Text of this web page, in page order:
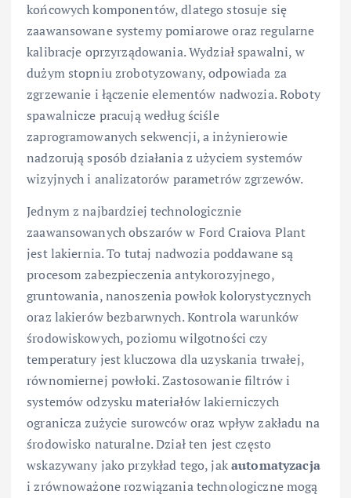
końcowych komponentów, dlatego stosuje się
zaawansowane systemy pomiarowe oraz regularne
kalibracje oprzyrządowania. Wydział spawalni, w
dużym stopniu zrobotyzowany, odpowiada za
zgrzewanie i łączenie elementów nadwozia. Roboty
spawalnicze pracują według ściśle
zaprogramowanych sekwencji, a inżynierowie
nadzorują sposób działania z użyciem systemów
wizyjnych i analizatorów parametrów zgrzewów.
Jednym z najbardziej technologicznie
zaawansowanych obszarów w Ford Craiova Plant
jest lakiernia. To tutaj nadwozia poddawane są
procesom zabezpieczenia antykorozyjnego,
gruntowania, nanoszenia powłok kolorystycznych
oraz lakierów bezbarwnych. Kontrola warunków
środowiskowych, poziomu wilgotności czy
temperatury jest kluczowa dla uzyskania trwałej,
równomiernej powłoki. Zastosowanie filtrów i
systemów odzysku materiałów lakierniczych
ogranicza zużycie surowców oraz wpływ zakładu na
środowisko naturalne. Dział ten jest często
wskazywany jako przykład tego, jakautomatyzacja
i zrównoważone rozwiązania technologiczne mogą